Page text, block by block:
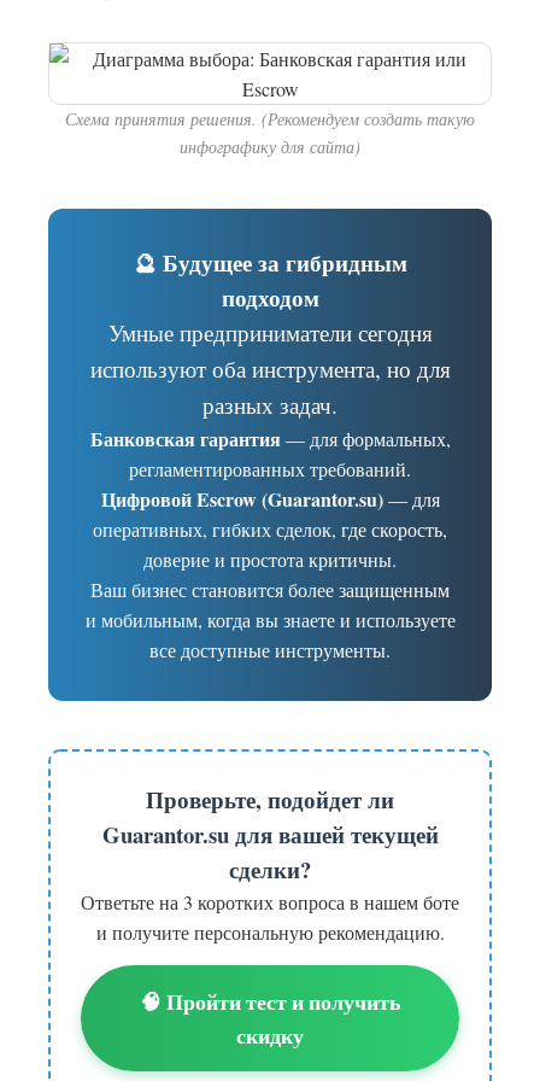
Схема принятия решения. (Рекомендуем создать такую
инфографику для сайта)
🔮 Будущее за гибридным
подходом
Умные предприниматели сегодня
используют оба инструмента, но для
разных задач.
Банковская гарантия— для формальных,
регламентированных требований.
Цифровой Escrow (Guarantor.su)— для
оперативных, гибких сделок, где скорость,
доверие и простота критичны.
Ваш бизнес становится более защищенным
и мобильным, когда вы знаете и используете
все доступные инструменты.
Проверьте, подойдет ли
Guarantor.su для вашей текущей
сделки?
Ответьте на 3 коротких вопроса в нашем боте
и получите персональную рекомендацию.
🧠 Пройти тест и получить
скидку